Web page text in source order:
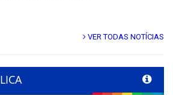
VER TODAS NOTÍCIAS